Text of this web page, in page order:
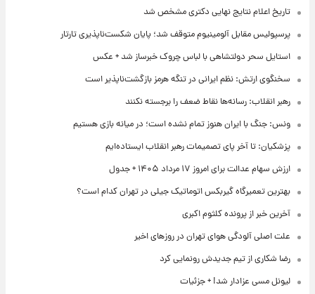
تاریخ اعلام نتایج نهایی دکتری مشخص شد
پرسپولیس مقابل آلومینیوم متوقف شد؛ پایان شکست‌ناپذیری تارتار
استایل سحر دولتشاهی با لباس چروک خبرساز شد + عکس
سخنگوی ارتش: نظم ایرانی در تنگه هرمز بازگشت‌ناپذیر است
رهبر انقلاب: رسانه‌ها نقاط ضعف را برجسته نکنند
ونس: جنگ با ایران هنوز تمام نشده است؛ در میانه بازی هستیم
پزشکیان: تا آخر پای تصمیمات رهبر انقلاب ایستاده‌ایم
ارزش سهام عدالت برای امروز ۱۷ مرداد ۱۴۰۵ + جدول
بهترین تعمیرگاه گیربکس اتوماتیک جیلی در تهران کدام است؟
آخرین خبر از پرونده کلثوم اکبری
علت اصلی آلودگی هوای تهران در روزهای اخیر
رضا شکاری از تیم جدیدش رونمایی کرد
لیونل مسی عزادار شد! + جزئیات